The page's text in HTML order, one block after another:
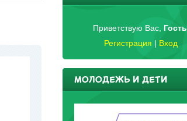
Приветствую Вас, Гость
Регистрация | Вход
МОЛОДЕЖЬ И ДЕТИ